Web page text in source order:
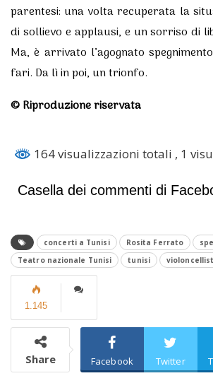
parentesi: una volta recuperata la
di sollievo e applausi, e un sorriso di
Ma, è arrivato l’agognato
fari. Da lì in poi, un trionfo.
© Riproduzione riservata
164 visualizzazioni totali , 1
Casella dei commenti di
concerti a Tunisi Rosita Ferrato
Teatro nazionale Tunisi
tunisi
1.145
Share Facebook Twitter